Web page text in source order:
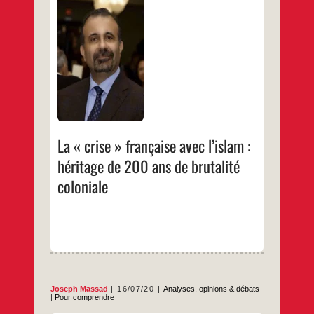
La « crise » française avec l’islam :
héritage de 200 ans de brutalité
coloniale
Emmanuel Macron n’est pas le premier
dirigeant français à vouloir libérer l’islam.
C’est une vieille tradition « laïque » de la
Joseph Massad 16/07/20
Analyses, opinions & débats
| Pour comprendre